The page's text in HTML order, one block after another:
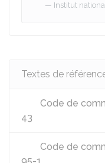
Institut
Textes de
Code de
43
Code de